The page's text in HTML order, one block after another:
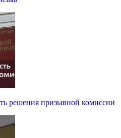
решения призывной комиссии